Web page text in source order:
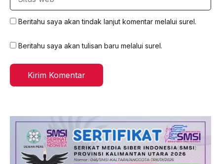
Beritahu saya akan tindak lanjut komentar melalui surel.
Beritahu saya akan tulisan baru melalui surel.